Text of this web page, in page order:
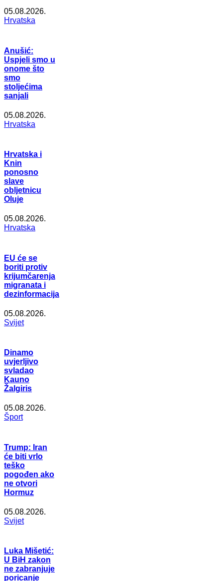
05.08.2026.
Hrvatska
Anušić:
Uspjeli smo u
onome što
smo
stoljećima
sanjali
05.08.2026.
Hrvatska
Hrvatska i
Knin
ponosno
slave
obljetnicu
Oluje
05.08.2026.
Hrvatska
EU će se
boriti protiv
krijumčarenja
migranata i
dezinformacija
05.08.2026.
Svijet
Dinamo
uvjerljivo
svladao
Kauno
Žalgiris
05.08.2026.
Šport
Trump: Iran
će biti vrlo
teško
pogođen ako
ne otvori
Hormuz
05.08.2026.
Svijet
Luka Mišetić:
U BiH zakon
ne zabranjuje
poricanje